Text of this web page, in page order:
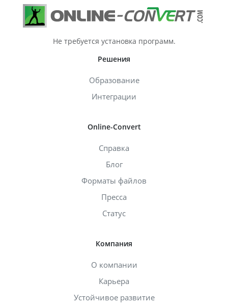
Не требуется установка программ.
Решения
Образование
Интеграции
Online-Convert
Справка
Блог
Форматы файлов
Пресса
Статус
Компания
О компании
Карьера
Устойчивое развитие